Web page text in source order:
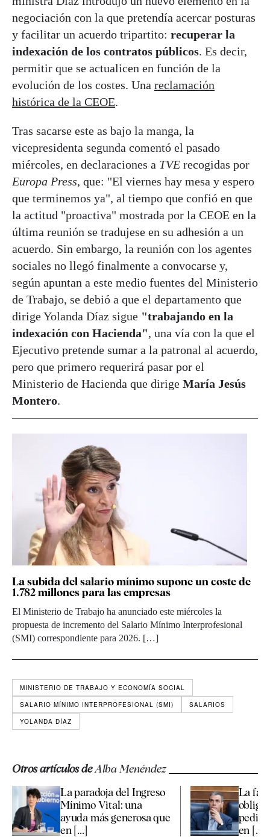
negociación con la que pretendía acercar posturas
y facilitar un acuerdo tripartito: recuperar la
indexación de los contratos públicos. Es decir,
permitir que se actualicen en función de la
evolución de los costes. Una reclamación
histórica de la CEOE.
Tras sacarse este as bajo la manga, la
vicepresidenta segunda comentó el pasado
miércoles, en declaraciones a TVE recogidas por
Europa Press, que: "El viernes hay mesa y espero
que terminemos ya", al tiempo que confió en que
la actitud "proactiva" mostrada por la CEOE en la
última reunión se tradujese en su adhesión a un
acuerdo. Sin embargo, la reunión con los agentes
sociales no llegó finalmente a convocarse y,
según apuntan a este medio fuentes del Ministerio
de Trabajo, se debió a que el departamento que
dirige Yolanda Díaz sigue "trabajando en la
indexación con Hacienda", una vía con la que el
Ejecutivo pretende sumar a la patronal al acuerdo,
pero que primero requerirá pasar por el
Ministerio de Hacienda que dirige María Jesús
Montero.
La subida del salario mínimo supone un coste de
1.782 millones para las empresas
El Ministerio de Trabajo ha anunciado este miércoles la
propuesta de incremento del Salario Mínimo Interprofesional
(SMI) correspondiente para 2026. […]
MINISTERIO DE TRABAJO Y ECONOMÍA SOCIAL
SALARIO MÍNIMO INTERPROFESIONAL (SMI)
SALARIOS
YOLANDA DÍAZ
Otros artículos deAlba Menéndez
La paradoja del Ingreso
Mínimo Vital: una
ayuda más generosa que
en [...]
La
obliga
pedir
en [...]